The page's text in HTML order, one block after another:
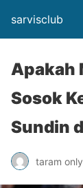
sarvisclub
Apakah
Sosok
Sundin
taram only